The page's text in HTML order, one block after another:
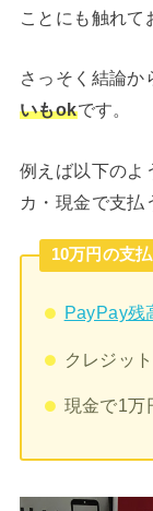
ことにも触れて
さっそく結論か
いもokです。
例えば以下のよ
カ・現金で支払
10万円の支
PayPay残
クレジッ
現金で1万